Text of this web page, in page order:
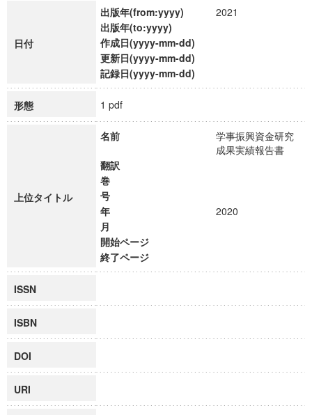
日付
出版年(from:yyyy)
2021
出版年(to:yyyy)
作成日(yyyy-mm-dd)
更新日(yyyy-mm-dd)
記録日(yyyy-mm-dd)
形態 1 pdf
上位タイトル
名前
学事振興資金研究
成果実績報告書
翻訳
巻
号
年
2020
月
開始ページ
終了ページ
ISSN
ISBN
DOI
URI